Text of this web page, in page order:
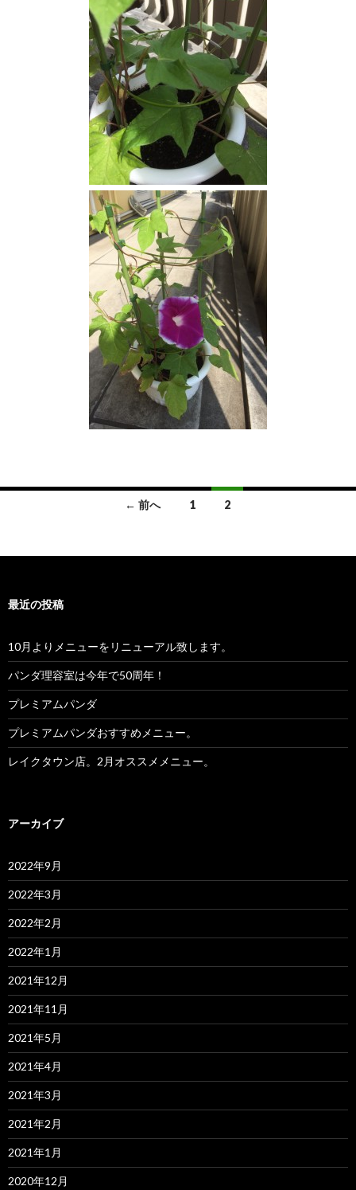
← 前へ 1 2
最近の投稿
10月よりメニューをリニューアル致します。
パンダ理容室は今年で50周年！
プレミアムパンダ
プレミアムパンダおすすめメニュー。
レイクタウン店。2月オススメメニュー。
アーカイブ
2022年9月
2022年3月
2022年2月
2022年1月
2021年12月
2021年11月
2021年5月
2021年4月
2021年3月
2021年2月
2021年1月
2020年12月